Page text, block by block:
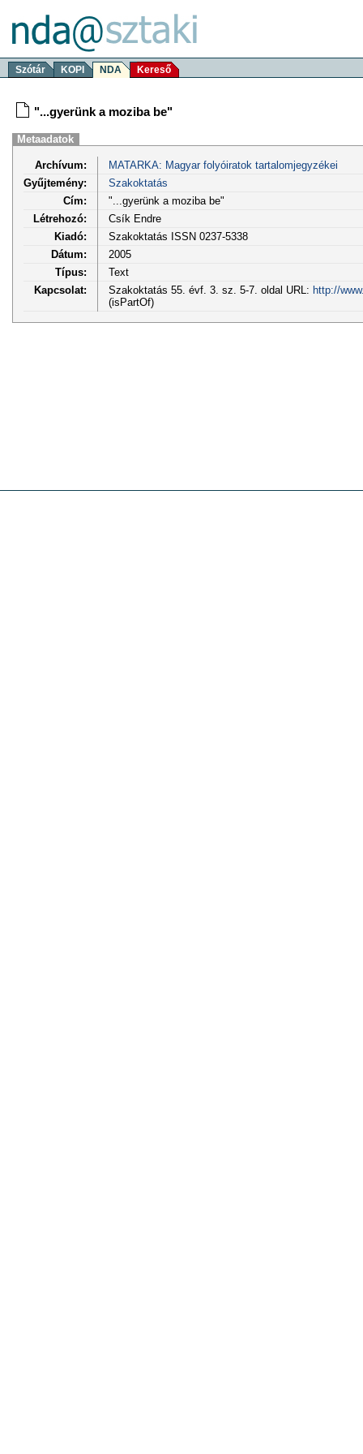
Szótár KOPI NDA Kereső
"...gyerünk a moziba be"
Metaadatok
Archívum:
MATARKA: Magyar folyóiratok tartalomjegyzékei
Gyűjtemény:
Szakoktatás
Cím:
"...gyerünk a moziba be"
Létrehozó:
Csík Endre
Kiadó:
Szakoktatás ISSN 0237-5338
Dátum:
2005
Típus:
Text
Kapcsolat:
Szakoktatás 55. évf. 3. sz. 5-7. oldal URL: http://
(isPartOf)